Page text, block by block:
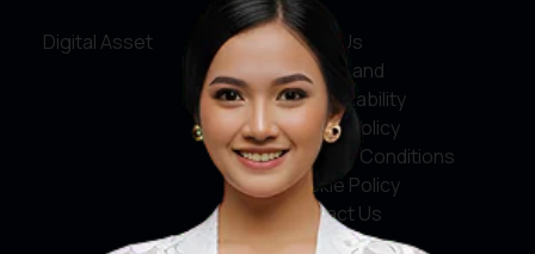
Digital Asset
About Us
Service and
Accountability
Privacy Policy
Terms & Conditions
Cookie Policy
Contact Us